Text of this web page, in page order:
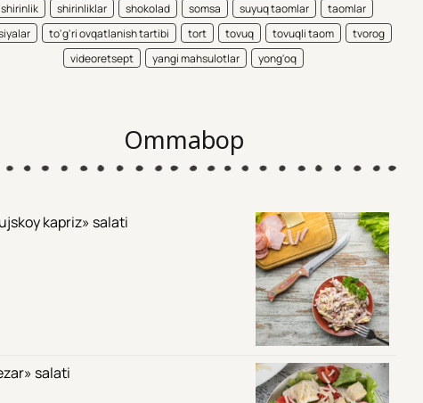
shirinlik
shirinliklar shokolad somsa suyuq taomlar
taomlar
to'g'ri ovqatlanish tartibi tort tovuq tovuqli taom
tvorog
videoretsept
yangi mahsulotlar yong'oq
Ommabop
kapriz» salati
salati